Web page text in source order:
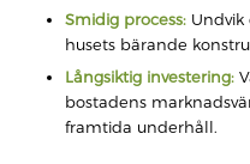
Smidig process:Undvik
husets bärande
Långsiktig investering:
bostadens
framtida underhåll.